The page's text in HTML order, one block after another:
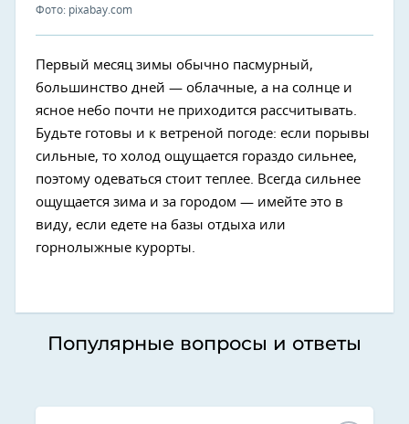
Фото: pixabay.com
Первый месяц зимы обычно пасмурный,
большинство дней — облачные, а на солнце и
ясное небо почти не приходится рассчитывать.
Будьте готовы и к ветреной погоде: если порывы
сильные, то холод ощущается гораздо сильнее,
поэтому одеваться стоит теплее. Всегда сильнее
ощущается зима и за городом — имейте это в
виду, если едете на базы отдыха или
горнолыжные курорты.
Популярные вопросы и ответы